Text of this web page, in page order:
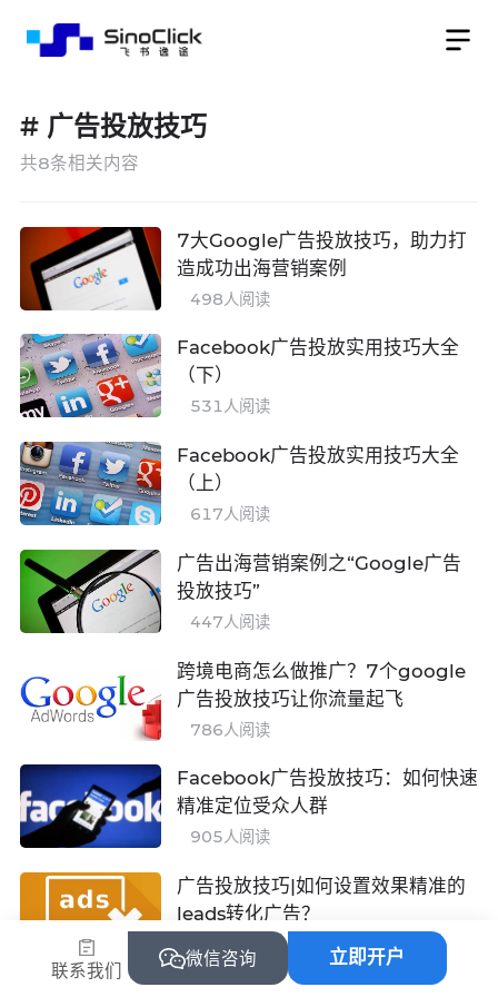
# 广告投放技巧
共8条相关内容
7大Google广告投放技巧，助力打
造成功出海营销案例
498人阅读
Facebook广告投放实用技巧大全
（下）
531人阅读
Facebook广告投放实用技巧大全
（上）
617人阅读
广告出海营销案例之“Google广告
投放技巧”
447人阅读
跨境电商怎么做推广？7个google
广告投放技巧让你流量起飞
786人阅读
Facebook广告投放技巧：如何快速
精准定位受众人群
905人阅读
广告投放技巧|如何设置效果精准的
leads转化广告？
1301 人阅读
联系我们
微信咨询 立即开户